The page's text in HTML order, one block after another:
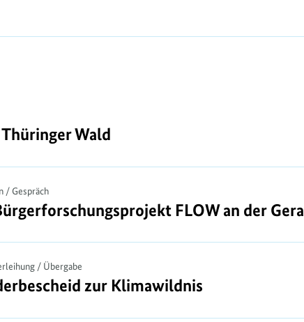
Wald
Wald
/ Gespräch
FLOW an der Gera
FLOW an der Gera
/ Übergabe
zur Klimawildnis
zur Klimawildnis